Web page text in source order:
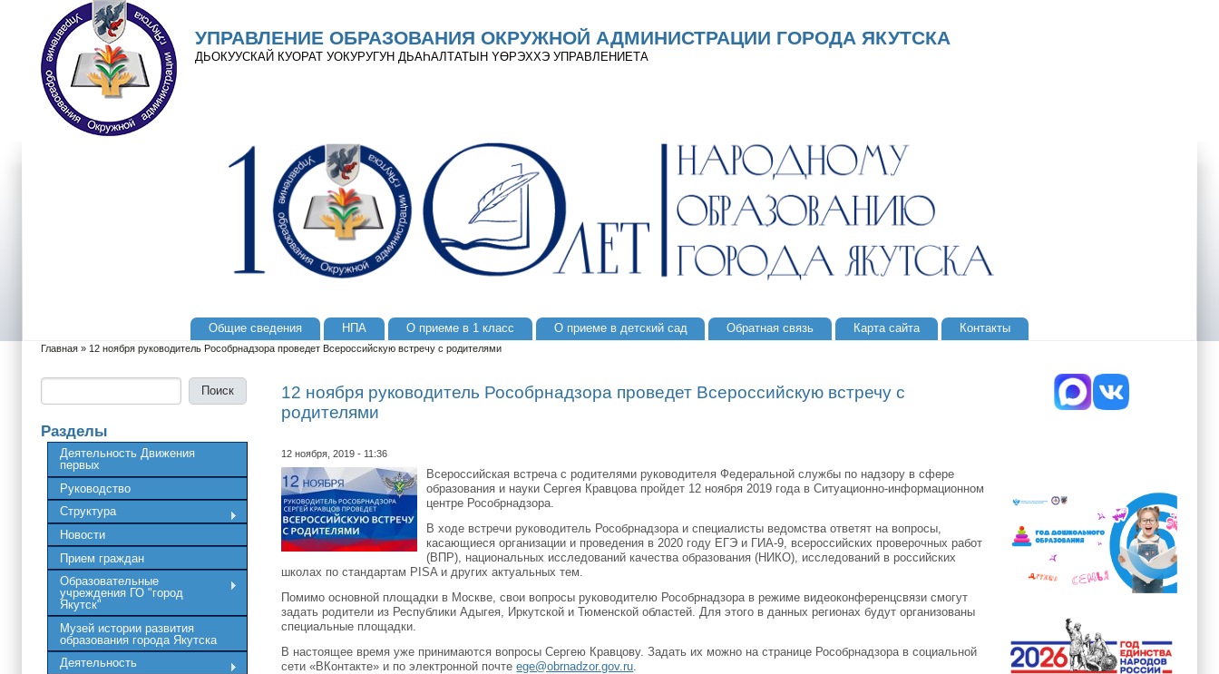
Перейти к основному содержанию
Skip to search
УПРАВЛЕНИЕ ОБРАЗОВАНИЯ ОКРУЖНОЙ АДМИНИСТРАЦИИ ГОРОДА ЯКУТСКА
ДЬОКУУСКАЙ КУОРАТ УОКУРУГУН ДЬАҺАЛТАТЫН YӨРЭХХЭ УПРАВЛЕНИЕТА
Общие сведения НПА О приеме в 1 класс О приеме в детский сад Обратная связь Карта сайта Контакты
Вы здесь
Главная » 12 ноября руководитель Рособрнадзора проведет Всероссийскую встречу с родителями
Разделы
Деятельность Движения
первых
Руководство
Структура
Новости
Прием граждан
Образовательные
учреждения ГО "город
Якутск"
Музей истории развития
образования города Якутска
Деятельность
12 ноября руководитель Рособрнадзора проведет Всероссийскую встречу с
родителями
12 ноября, 2019 - 11:36
Всероссийская встреча с родителями руководителя Федеральной службы по надзору в сфере
образования и науки Сергея Кравцова пройдет 12 ноября 2019 года в Ситуационно-информационном
центре Рособрнадзора.
В ходе встречи руководитель Рособрнадзора и специалисты ведомства ответят на вопросы,
касающиеся организации и проведения в 2020 году ЕГЭ и ГИА-9, всероссийских проверочных работ
(ВПР), национальных исследований качества образования (НИКО), исследований в российских
школах по стандартам PISA и других актуальных тем.
Помимо основной площадки в Москве, свои вопросы руководителю Рособрнадзора в режиме видеоконференцсвязи смогут
задать родители из Республики Адыгея, Иркутской и Тюменской областей. Для этого в данных регионах будут организованы
специальные площадки.
В настоящее время уже принимаются вопросы Сергею Кравцову. Задать их можно на странице Рособрнадзора в социальной
сети «ВКонтакте» и по электронной почтеege@obrnadzor.gov.ru